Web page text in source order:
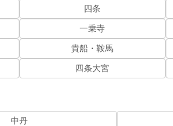
四条
一乗寺
貴船・鞍馬
四条大宮
中丹